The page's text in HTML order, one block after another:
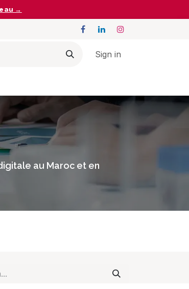
→
Sign in
au Maroc et en